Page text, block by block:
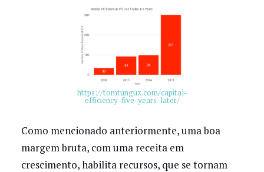
https://tomtunguz.com/capital-
efficiency-five-years-later/
Como mencionado anteriormente, uma boa
margem bruta, com uma receita em
crescimento, habilita recursos, que se tornam